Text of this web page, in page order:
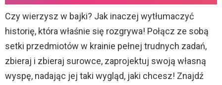
Czy wierzysz w bajki? Jak inaczej wytłumaczyć
historię, która właśnie się rozgrywa! Połącz ze sobą
setki przedmiotów w krainie pełnej trudnych zadań,
zbieraj i zbieraj surowce, zaprojektuj swoją własną
wyspę, nadając jej taki wygląd, jaki chcesz! Znajdź